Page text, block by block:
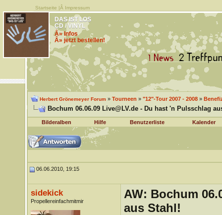
Startseite |Â Impressum
DAS IST LOS
CD / VINYL
Â» Infos
Â» jetzt bestellen!
Herbert Grönemeyer Forum» Tourneen » "12"-Tour 2007 - 2008»
Bochum 06.06.09 Live@LV.de - Du hast 'n Pulsschlag
Bilderalben Hilfe Benutzerliste Kalender
06.06.2010, 19:15
sidekick
Propellereinfachmitmir
AW: Bochum
aus Stahl!